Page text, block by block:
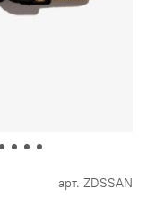
арт. ZDSSAN